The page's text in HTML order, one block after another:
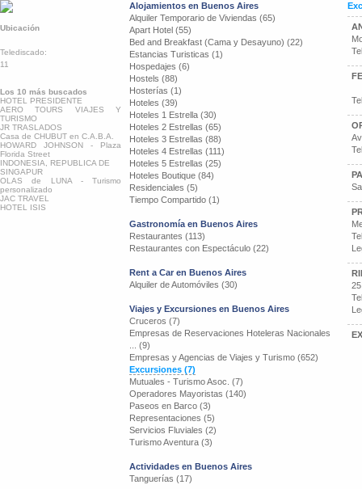
Ubicación
Telediscado:
11
Los 10 más buscados
HOTEL PRESIDENTE
AERO TOURS VIAJES Y
TURISMO
JR TRASLADOS
Casa de CHUBUT en C.A.B.A.
HOWARD JOHNSON - Plaza
Florida Street
INDONESIA, REPUBLICA DE
SINGAPUR
OLAS de LUNA - Turismo
personalizado
JAC TRAVEL
HOTEL ISIS
Alojamientos en Buenos Aires
Alquiler Temporario de Viviendas (65)
Apart Hotel (55)
Bed and Breakfast (Cama y Desayuno) (22)
Estancias Turisticas (1)
Hospedajes (6)
Hostels (88)
Hosterías (1)
Hoteles (39)
Hoteles 1 Estrella (30)
Hoteles 2 Estrellas (65)
Hoteles 3 Estrellas (88)
Hoteles 4 Estrellas (111)
Hoteles 5 Estrellas (25)
Hoteles Boutique (84)
Residenciales (5)
Tiempo Compartido (1)
Gastronomía en Buenos Aires
Restaurantes (113)
Restaurantes con Espectáculo (22)
Rent a Car en Buenos Aires
Alquiler de Automóviles (30)
Viajes y Excursiones en Buenos Aires
Cruceros (7)
Empresas de Reservaciones Hoteleras Nacionales
... (9)
Empresas y Agencias de Viajes y Turismo (652)
Excursiones (7)
Mutuales - Turismo Asoc. (7)
Operadores Mayoristas (140)
Paseos en Barco (3)
Representaciones (5)
Servicios Fluviales (2)
Turismo Aventura (3)
Actividades en Buenos Aires
Tanguerías (17)